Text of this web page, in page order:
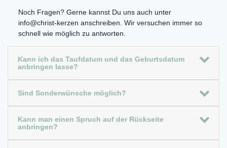
Noch Fragen? Gerne kannst Du uns auch unter
info@christ-kerzen anschreiben. Wir versuchen immer so
schnell wie möglich zu antworten.
Kann ich das Taufdatum und das Geburtsdatum
anbringen lasse?
Sind Sonderwünsche möglich?
Kann man einen Spruch auf der Rückseite
anbringen?